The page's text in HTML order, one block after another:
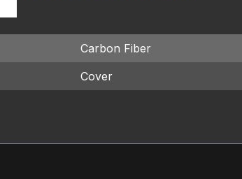
Carbon Fiber
Cover